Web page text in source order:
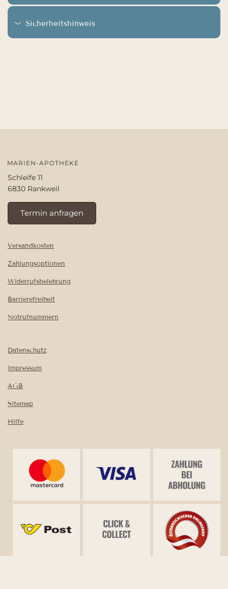
Sicherheitshinweis
MARIEN-APOTHEKE
Schleife 11
6830 Rankweil
Termin anfragen
Versandkosten
Zahlungsoptionen
Widerrufsbelehrung
Barrierefreiheit
Notrufnummern
Datenschutz
Impressum
AGB
Sitemap
Hilfe